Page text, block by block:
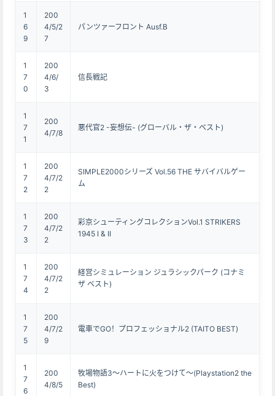
1
6
9
200
4/5/2
7
パンツァーフロント Ausf.B
1
7
0
200
4/6/
3
信長戦記
1
7
1
200
4/7/8
悪代官2 -妄想伝- (グローバル・ザ・ベスト)
1
7
2
200
4/7/2
2
SIMPLE2000シリーズ Vol.56 THE サバイバルゲー
ム
1
7
3
200
4/7/2
2
彩京シューティングコレクションVol.1 STRIKERS
1945 I & II
1
7
4
200
4/7/2
2
経営シミュレーション ジュラシックパーク (コナミ
ザ ベスト)
1
7
5
200
4/7/2
9
電車でGO！プロフェッショナル2 (TAITO BEST)
1
7
6
200
4/8/5
牧場物語3～ハートに火をつけて～(Playstation2 the
Best)